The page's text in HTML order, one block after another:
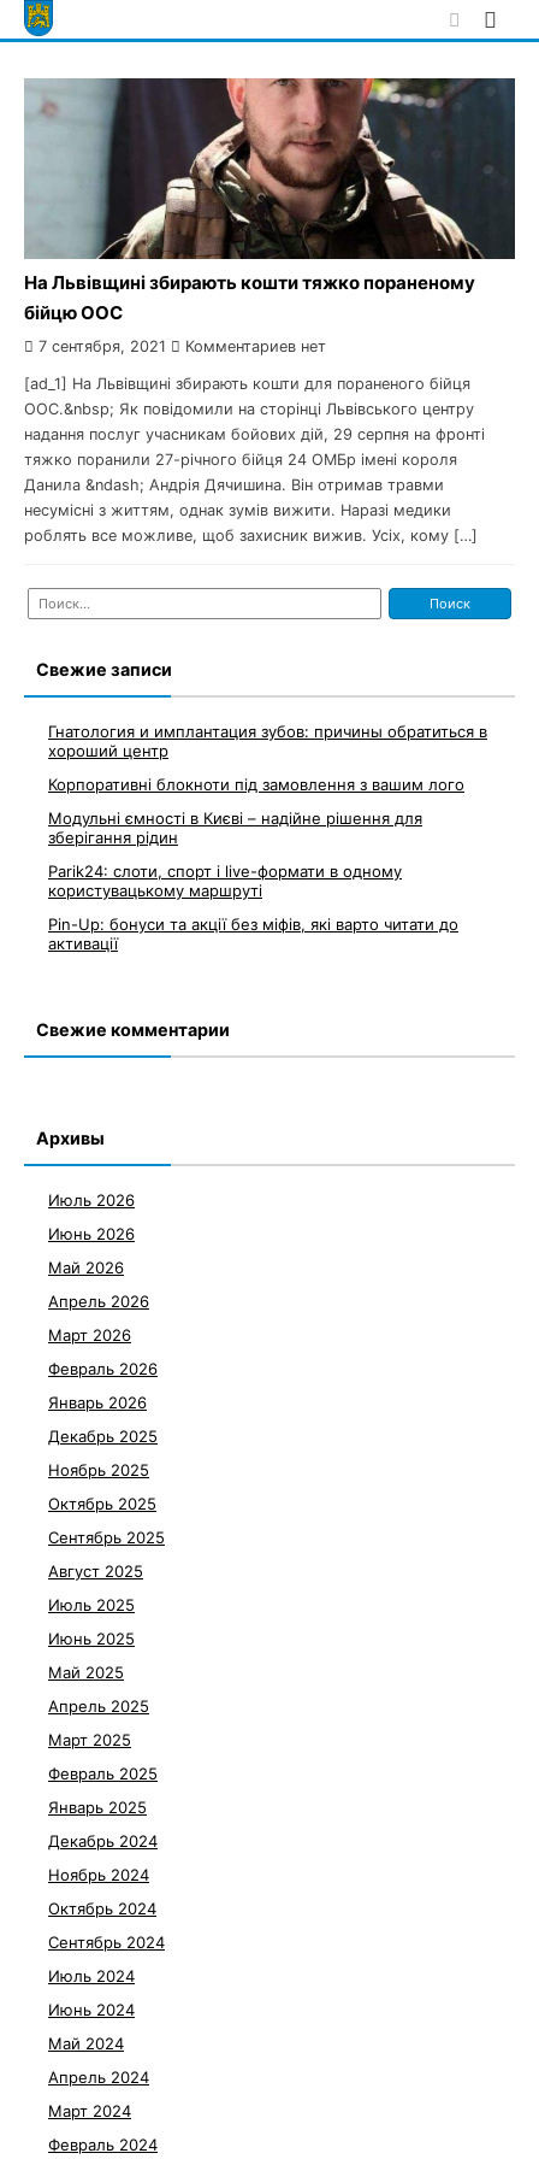
Skip
to
На Львівщині збирають кошти тяжко пораненому
бійцю ООС
7 сентября, 2021 Комментариев нет
[ad_1] На Львівщині збирають кошти для пораненого бійця
ООС.&nbsp; Як повідомили на сторінці Львівського центру
надання послуг учасникам бойових дій, 29 серпня на фронті
тяжко поранили 27-річного бійця 24 ОМБр імені короля
Данила &ndash; Андрія Дячишина. Він отримав травми
несумісні з життям, однак зумів вижити. Наразі медики
роблять все можливе, щоб захисник вижив. Усіх, кому […]
Найти:
Свежие записи
Гнатология и имплантация зубов: причины обратиться в
хороший центр
Корпоративні блокноти під замовлення з вашим лого
Модульні ємності в Києві – надійне рішення для
зберігання рідин
Parik24: слоти, спорт і live-формати в одному
користувацькому маршруті
Pin-Up: бонуси та акції без міфів, які варто читати до
активації
Свежие комментарии
Архивы
Июль 2026
Июнь 2026
Май 2026
Апрель 2026
Март 2026
Февраль 2026
Январь 2026
Декабрь 2025
Ноябрь 2025
Октябрь 2025
Сентябрь 2025
Август 2025
Июль 2025
Июнь 2025
Май 2025
Апрель 2025
Март 2025
Февраль 2025
Январь 2025
Декабрь 2024
Ноябрь 2024
Октябрь 2024
Сентябрь 2024
Июль 2024
Июнь 2024
Май 2024
Апрель 2024
Март 2024
Февраль 2024